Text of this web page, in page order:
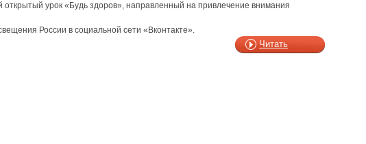
открытый урок «Будь здоров», направленный на привлечение внимания
России в социальной сети «Вконтакте».
Читать